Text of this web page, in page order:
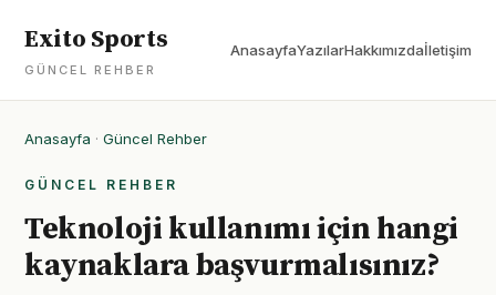
Exito Sports
GÜNCEL REHBER
AnasayfaYazılarHakkımızdaİletişim
Anasayfa · Güncel Rehber
GÜNCEL REHBER
Teknoloji kullanımı için hangi
kaynaklara başvurmalısınız?